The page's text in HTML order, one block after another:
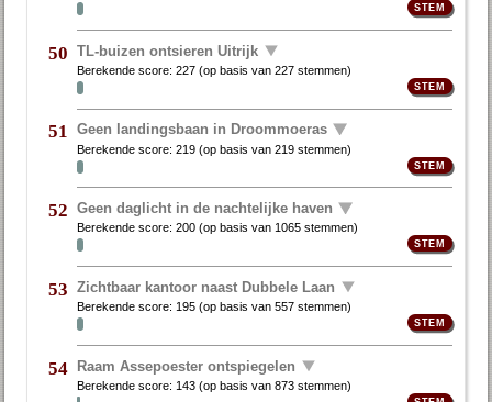
50 TL-buizen ontsieren Uitrijk
Berekende score:227 (op basis van227 stemmen)
51 Geen landingsbaan in Droommoeras
Berekende score:219 (op basis van219 stemmen)
52 Geen daglicht in de nachtelijke haven
Berekende score:200 (op basis van1065 stemmen)
53 Zichtbaar kantoor naast Dubbele Laan
Berekende score: 195 (op basis van557 stemmen)
54 Raam Assepoester ontspiegelen
Berekende score: 143 (op basis van873 stemmen)